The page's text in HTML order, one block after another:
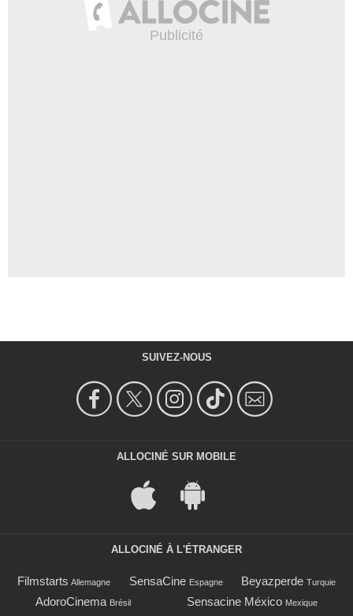
SUIVEZ-NOUS
ALLOCINÉ SUR MOBILE
ALLOCINÉ À L'ÉTRANGER
Filmstarts Allemagne SensaCine Espagne Beyazperde Turquie
AdoroCinema Brésil Sensacine México Mexique